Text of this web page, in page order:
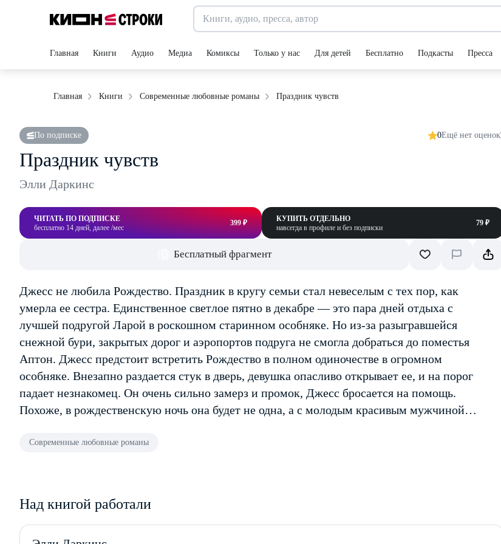
Главная Книги Аудио Медиа Комиксы Только у нас Для детей Бесплатно Подкасты Пресса
Главная Книги Современные любовные романы Праздник чувств
По подписке 0Ещё нет оценок
Праздник чувств
Элли Даркинс
ЧИТАТЬ ПО ПОДПИСКЕ
бесплатно 14 дней, далее /мес
399 ₽
КУПИТЬ ОТДЕЛЬНО
навсегда в профиле и без подписки
79 ₽
Бесплатный фрагмент
Джесс не любила Рождество. Праздник в кругу семьи стал невеселым с тех пор, как
умерла ее сестра. Единственное светлое пятно в декабре — это пара дней отдыха с
лучшей подругой Ларой в роскошном старинном особняке. Но из-за разыгравшейся
снежной бури, закрытых дорог и аэропортов подруга не смогла добраться до поместья
Аптон. Джесс предстоит встретить Рождество в полном одиночестве в огромном
особняке. Внезапно раздается стук в дверь, девушка опасливо открывает ее, и на порог
падает незнакомец. Он очень сильно замерз и промок, Джесс бросается на помощь.
Похоже, в рождественскую ночь она будет не одна, а с молодым красивым мужчиной…
Современные любовные романы
Над книгой работали